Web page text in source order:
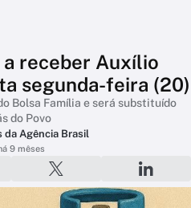
receber Auxílio
segunda-feira (20)
Bolsa Família e será substituído
do Povo
da Agência Brasil
9 mêses